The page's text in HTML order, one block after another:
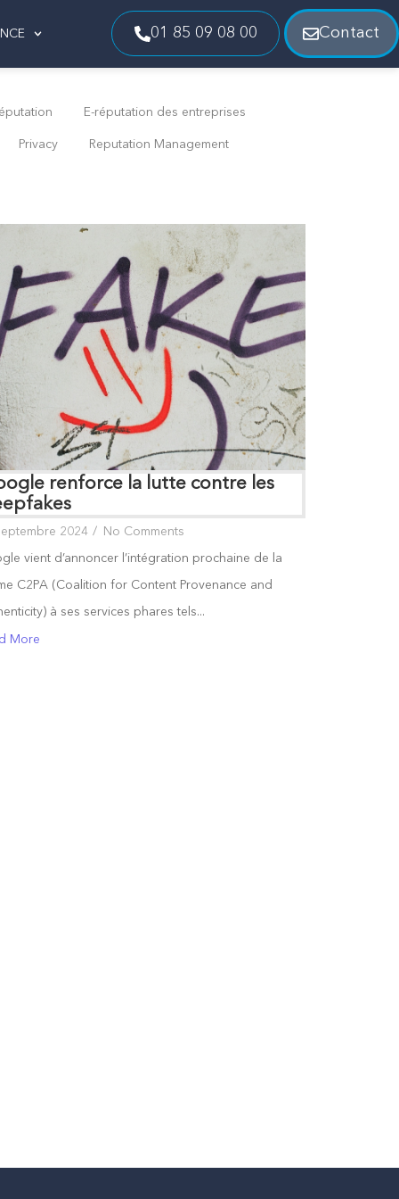
01 85 09 08 00 Contact
E-réputation des entreprises
Privacy Reputation Management
renforce la lutte contre les
2024 / No Comments
vient d’annoncer l’intégration prochaine de la
C2PA (Coalition for Content Provenance and
à ses services phares tels...
More